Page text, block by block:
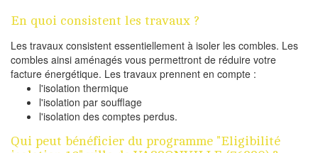
En quoi consistent les travaux ?
Les travaux consistent essentiellement à isoler les combles. Les
combles ainsi aménagés vous permettront de réduire votre
facture énergétique. Les travaux prennent en compte :
l'isolation thermique
l'isolation par soufflage
l'isolation des comptes perdus.
Qui peut bénéficier du programme "Eligibilité